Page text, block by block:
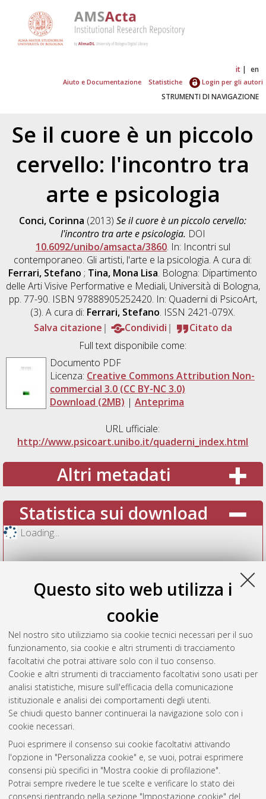
Questo sito web utilizza i
cookie
Nel nostro sito utilizziamo sia cookie tecnici necessari per il suo
funzionamento, sia cookie e altri strumenti di tracciamento
facoltativi che potrai attivare solo con il tuo consenso.
Cookie e altri strumenti di tracciamento facoltativi sono usati per
analisi statistiche, misure sull'efficacia della comunicazione
istituzionale e analisi dei comportamenti degli utenti.
Se chiudi questo banner continuerai la navigazione solo con i
cookie necessari.
Puoi esprimere il consenso sui cookie facoltativi attivando
l'opzione in "Personalizza cookie" e, se vuoi, potrai esprimere
consensi più specifici in "Mostra cookie di profilazione".
Potrai sempre rivedere le tue scelte e verificare lo stato dei
consensi rientrando nella sezione "Impostazione cookie" del
it en
Aiuto e Documentazione Statistiche Login per gli autori
STRUMENTI DI NAVIGAZIONE
Se il cuore è un piccolo
cervello: l'incontro tra
arte e psicologia
Conci, Corinna (2013)Se il cuore è un piccolo cervello:
l'incontro tra arte e psicologia. DOI
10.6092/unibo/amsacta/3860. In: Incontri sul
contemporaneo. Gli artisti, l'arte e la psicologia. A cura di:
Ferrari, Stefano ; Tina, Mona Lisa. Bologna: Dipartimento
delle Arti Visive Performative e Mediali, Università di Bologna,
pp. 77-90. ISBN 97888905252420. In: Quaderni di PsicoArt,
(3). A cura di: Ferrari, Stefano. ISSN 2421-079X.
Salva citazione
Condividi
Citato da
Full text disponibile come:
Documento PDF
Licenza: Creative Commons Attribution Non-
commercial 3.0 (CC BY-NC 3.0)
Download (2MB) | Anteprima
URL ufficiale:
http://www.psicoart.unibo.it/quaderni_index.html
Altri metadati
Statistica sui download
Loading...
Vedi altre statistiche
Gestione del documento:
Atom
AMS Acta
ISSN: 2038-7954
re3data.org -
doi.org/10.17616/R3P19R